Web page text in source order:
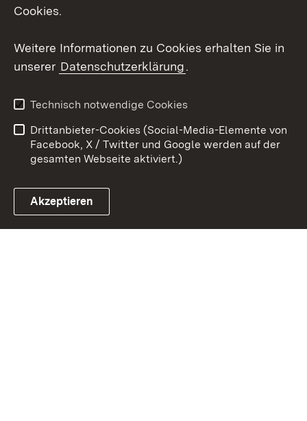
Youtube
Link zum Landesportal
Kontakt
Datenschutz
Barrierefreiheit
Impressum Cookies
Cookies.
Weitere Informationen zu Cookies erhalten Sie in
unserer Datenschutzerklärung.
Technisch notwendige Cookies
Drittanbieter-Cookies (Social-Media-Elemente von
Facebook, X / Twitter und Google werden auf der
gesamten Webseite aktiviert.)
Akzeptieren